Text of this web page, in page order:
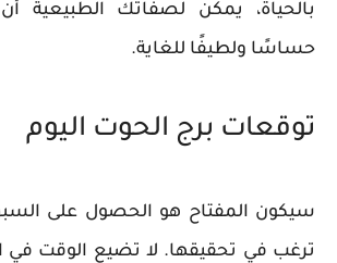
بالحياة، يمكن لصفاتك الطبيعية
حساسًا ولطيفًا للغاية.
توقعات برج الحوت اليوم
سيكون المفتاح هو الحصول على
ترغب في تحقيقها. لا تضيع الوقت في